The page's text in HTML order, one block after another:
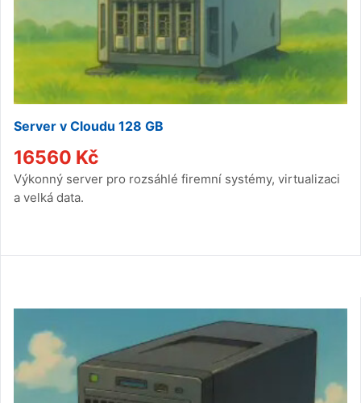
Server v Cloudu 128 GB
16560 Kč
Výkonný server pro rozsáhlé firemní systémy, virtualizaci
a velká data.